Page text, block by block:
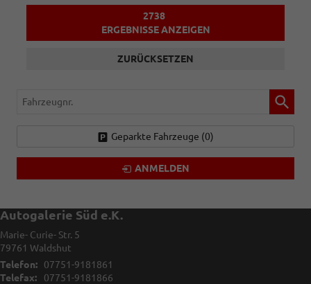
2738
ERGEBNISSE ANZEIGEN
ZURÜCKSETZEN
Fahrzeugnr.
Geparkte Fahrzeuge (0)
ANMELDEN
Autogalerie Süd e.K.
Marie- Curie- Str. 5
79761 Waldshut
Telefon:
07751-9181861
Telefax:
07751-9181866